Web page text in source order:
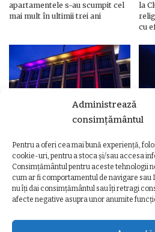
Administrează
consimțământul
Pentru a oferi cea mai bună experiență,
cookie-uri, pentru a stoca și/sau accesa
Consimțământul pentru aceste tehnologii
cum ar fi comportamentul de navigare
nu îți dai consimțământul sau îți retragi
afecte negative asupra unor anumite
apartamentele s-au scumpit cel
mai mult în ultimii trei ani
la
cu
Ziua Unirii Principatelor Române
– Clădiri și poduri din Cluj,
iluminate în culorile drapelului